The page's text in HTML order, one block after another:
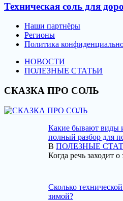
Техническая соль для
Наши партнёры
Регионы
Политика
НОВОСТИ
ПОЛЕЗНЫЕ СТАТЬИ
СКАЗКА ПРО СОЛЬ
Какие бывают виды
полный разбор для
В ПОЛЕЗНЫЕ
Когда речь заходит о
Сколько
зимой?